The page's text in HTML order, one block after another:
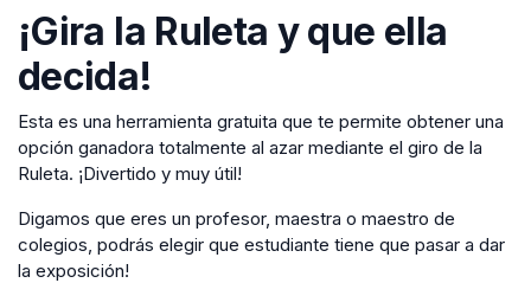
¡Gira la Ruleta y que ella
decida!
Esta es una herramienta gratuita que te permite obtener una
opción ganadora totalmente al azar mediante el giro de la
Ruleta. ¡Divertido y muy útil!
Digamos que eres un profesor, maestra o maestro de
colegios, podrás elegir que estudiante tiene que pasar a dar
la exposición!